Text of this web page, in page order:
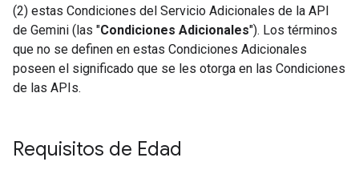
(2) estas Condiciones del Servicio Adicionales de la API
de Gemini (las "Condiciones Adicionales"). Los términos
que no se definen en estas Condiciones Adicionales
poseen el significado que se les otorga en las Condiciones
de las APIs.
Requisitos de Edad